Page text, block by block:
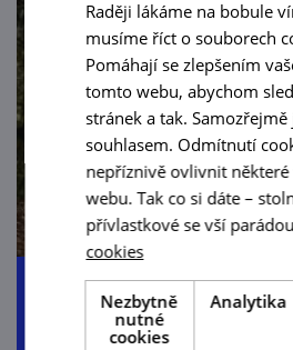
Greenway Krakow-
Raději lákáme na bobule
musíme říct o souborech
Pomáhají se zlepšením
tomto webu, abychom
stránek a tak.
souhlasem. Odmítnutí
nepříznivě ovlivnit
webu. Tak co si dáte –
přívlastkové se vší
cookies
Nezbytně
nutné
cookies
Analytika